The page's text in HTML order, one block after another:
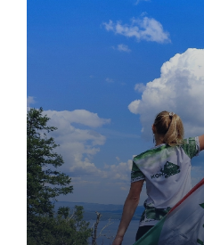
Ваша безопасность — наш
приоритет
О